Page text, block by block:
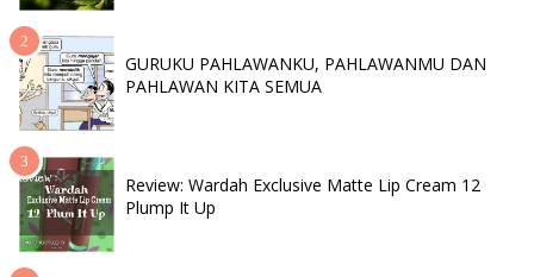
GURUKU PAHLAWANKU, PAHLAWANMU DAN
PAHLAWAN KITA SEMUA
Review: Wardah Exclusive Matte Lip Cream 12
Plump It Up